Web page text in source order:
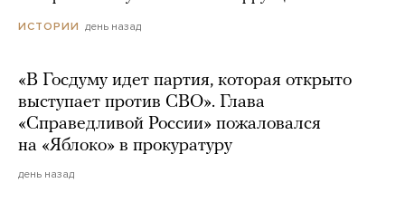
ИСТОРИИ день назад
«В Госдуму идет партия, которая открыто
выступает против СВО». Глава
«Справедливой России» пожаловался
на «Яблоко» в прокуратуру
день назад